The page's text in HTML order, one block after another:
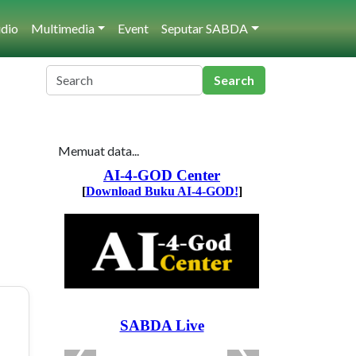
Multimedia Event Seputar SABDA
Memuat data...